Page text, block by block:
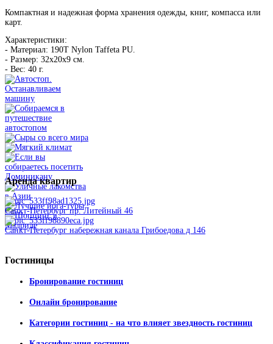
Компактная и надежная форма хранения одежды, книг, компасса или
карт.
Характеристики:
- Материал: 190T Nylon Taffeta PU.
- Размер: 32х20х9 см.
- Вес: 40 г.
Арендаквартир
Санкт-Петербург пр. Литейный 46
Санкт-Петербург набережная канала Грибоедова д 146
Гостиницы
Бронирование гостиниц
Онлайн бронирование
Категории гостиниц - на что влияет звездность гостиниц